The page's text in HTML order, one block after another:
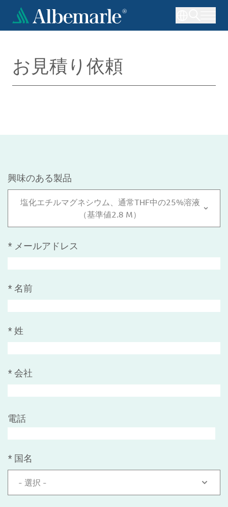
ン
お見積り依頼
興味のある製品
塩化エチルマグネシウム、通常THF中の25%溶液
（基準値2.8 M）
* メールアドレス
* 名前
* 姓
* 会社
電話
* 国名
- 選択 -